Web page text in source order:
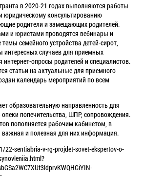
в 2020-21 годах выполняются работы
юридическому консультированию
родители и замещающих родителей.
и юристами проводятся вебинары и
семейного устройства детей-сирот,
случаев для приемных
интернет-опросы родителей и специалистов.
статьи на актуальные для приемного
календарь мероприятий по всем
образовательную направленность для
опеки попечительства, ШПР, сопровождения.
пополняется рабочим кабинетом, в
и полезная для них информация.
sentiabria-v-rg-projdet-sovet-ekspertov-o-